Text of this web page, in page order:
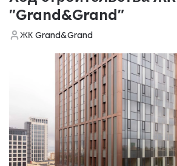
"Grand&Grand"
ЖК Grand&Grand